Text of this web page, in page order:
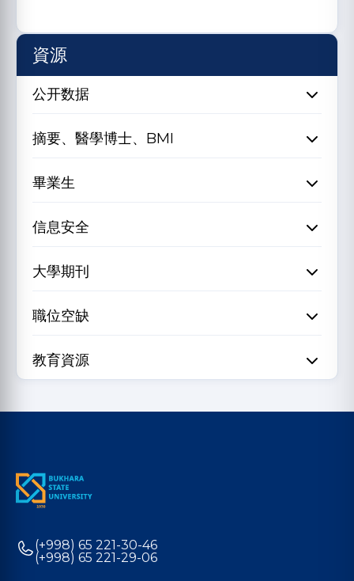
資源
公开数据
摘要、醫學博士、BMI
畢業生
信息安全
大學期刊
職位空缺
教育資源
(+998) 65 221-30-46
(+998) 65 221-29-06